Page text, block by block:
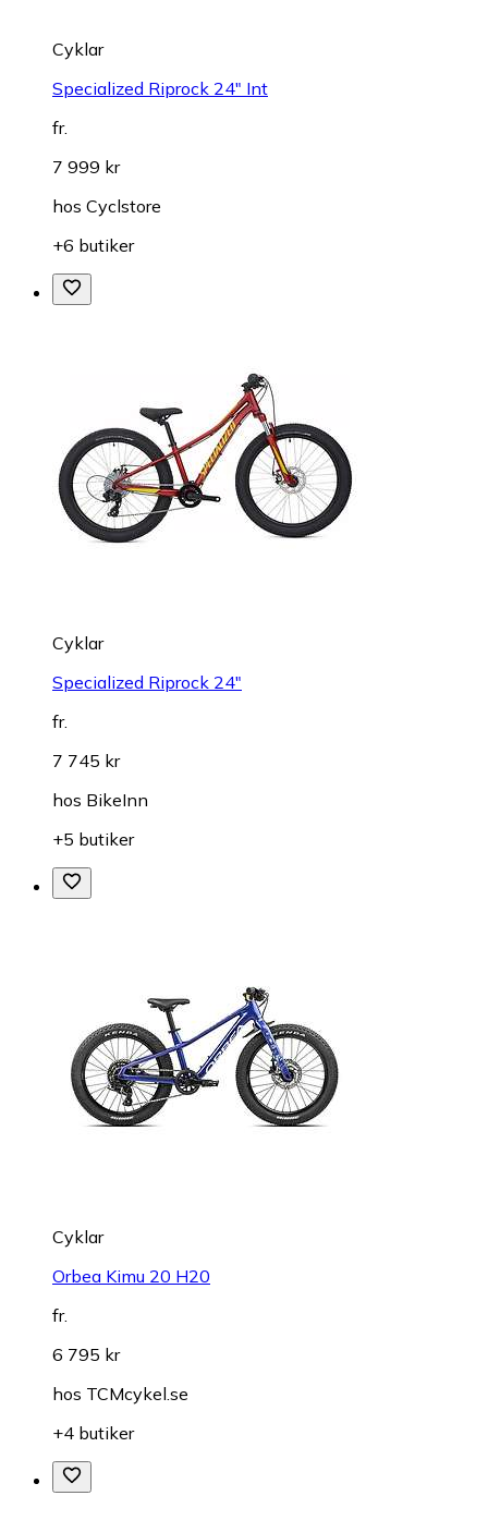
Cyklar
Specialized Riprock 24" Int
fr.
7 999 kr
hos Cyclstore
+6 butiker
Cyklar
Specialized Riprock 24"
fr.
7 745 kr
hos BikeInn
+5 butiker
Cyklar
Orbea Kimu 20 H20
fr.
6 795 kr
hos TCMcykel.se
+4 butiker